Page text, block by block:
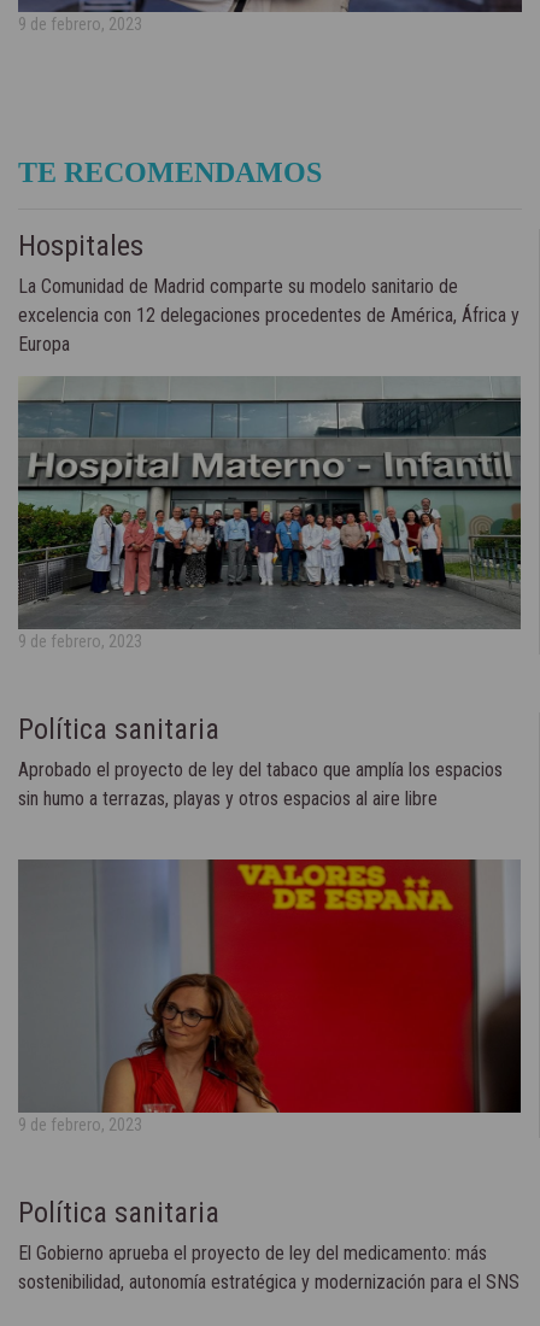
9 de febrero, 2023
TE RECOMENDAMOS
Hospitales
La Comunidad de Madrid comparte su modelo sanitario de
excelencia con 12 delegaciones procedentes de América, África y
Europa
9 de febrero, 2023
Política sanitaria
Aprobado el proyecto de ley del tabaco que amplía los espacios
sin humo a terrazas, playas y otros espacios al aire libre
9 de febrero, 2023
Política sanitaria
El Gobierno aprueba el proyecto de ley del medicamento: más
sostenibilidad, autonomía estratégica y modernización para el SNS